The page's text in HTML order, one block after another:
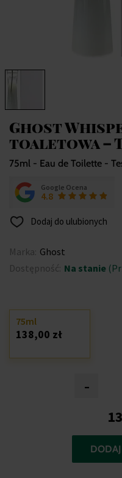
Ghost
toaletowa –
75ml - Eau de Toilette -
Google Ocena
4.8
Dodaj do ulubionych
Marka: Ghost
Dostępność: Na stanie
-
75ml
138,00 zł